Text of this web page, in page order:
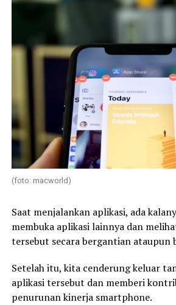
(foto: macworld)
Saat menjalankan aplikasi, ada
membuka aplikasi lainnya dan
tersebut secara bergantian ataupun
Setelah itu, kita cenderung keluar
aplikasi tersebut dan memberi
penurunan kinerja smartphone.